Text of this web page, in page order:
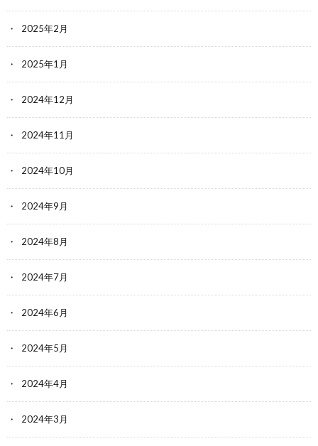
2025年2月
2025年1月
2024年12月
2024年11月
2024年10月
2024年9月
2024年8月
2024年7月
2024年6月
2024年5月
2024年4月
2024年3月